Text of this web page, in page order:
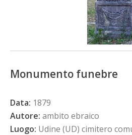
Monumento funebre
Data: 1879
Autore: ambito ebraico
Luogo: Udine (UD) cimitero